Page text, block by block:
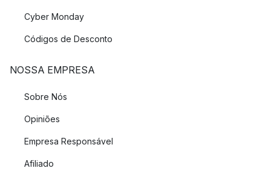
Cyber Monday
Códigos de Desconto
NOSSA EMPRESA
Sobre Nós
Opiniões
Empresa Responsável
Afiliado